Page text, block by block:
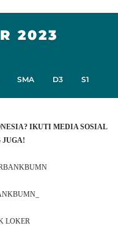
2023
SMA D3 S1
IKUTI MEDIA SOSIAL
JUGA!
LOKER